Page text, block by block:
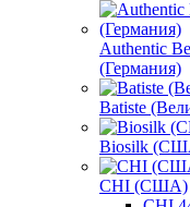
Authentic
(Германия)
Batiste
Biosilk
CHI (США)